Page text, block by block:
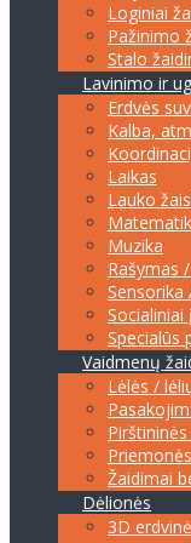
Loginiai
Pažinimo
Stalo
Lavinimo ir
Erdvės
Kalba,
Laikas
Lauko
Muzika
Rašymas
Sensorika
Socialiniai
Specialūs
Vaidmenų
Lėlės /
Žaidimai
Dėlionės
3D